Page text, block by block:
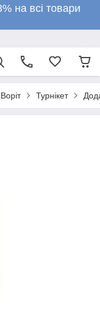
на всі товари
Турнікет